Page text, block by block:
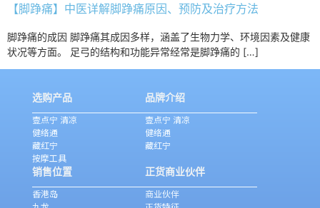
【脚踭痛】中医详解脚踭痛原因、预防及治疗方法
脚踭痛的成因 脚踭痛其成因多样，涵盖了生物力学、环境因素及健康
状况等方面。 足弓的结构和功能异常经常是脚踭痛的 […]
选购产品
壹点宁 清凉
健络通
藏红宁
按摩工具
品牌介绍
壹点宁 清凉
健络通
藏红宁
销售位置
香港岛
正货商业伙伴
商业伙伴